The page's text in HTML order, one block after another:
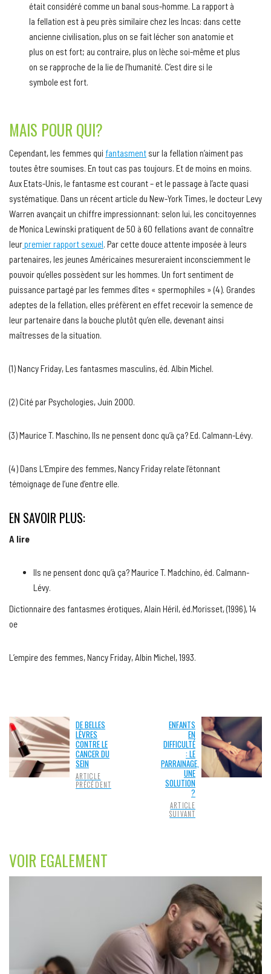
était considéré comme un banal sous-homme. La rapport à
la fellation est à peu près similaire chez les Incas: dans cette
ancienne civilisation, plus on se fait lécher son anatomie et
plus on est fort; au contraire, plus on lèche soi-même et plus
on se rapproche de la lie de l’humanité. C’est dire si le
symbole est fort.
MAIS POUR QUI?
Cependant, les femmes qui fantasment sur la fellation n’aiment pas
toutes être soumises. En tout cas pas toujours. Et de moins en moins.
Aux Etats-Unis, le fantasme est courant – et le passage à l’acte quasi
systématique. Dans un récent article du New-York Times, le docteur Levy
Warren avançait un chiffre impressionnant: selon lui, les concitoyennes
de Monica Lewinski pratiquent de 50 à 60 fellations avant de connaître
leurpremier rapport sexuel. Par cette douce attente imposée à leurs
partenaires, les jeunes Américaines mesureraient inconsciemment le
pouvoir qu’elles possèdent sur les hommes. Un fort sentiment de
puissance partagé par les femmes dîtes « spermophiles » (4). Grandes
adeptes de la fellation, elles préfèrent en effet recevoir la semence de
leur partenaire dans la bouche plutôt qu’en elle, devenant ainsi
maîtresses de la situation.
(1) Nancy Friday, Les fantasmes masculins, éd. Albin Michel.
(2) Cité par Psychologies, Juin 2000.
(3) Maurice T. Maschino, Ils ne pensent donc qu’à ça? Ed. Calmann-Lévy.
(4) Dans L’Empire des femmes, Nancy Friday relate l’étonnant
témoignage de l’une d’entre elle.
EN SAVOIR PLUS:
A lire
Ils ne pensent donc qu’à ça? Maurice T. Madchino, éd. Calmann-
Lévy.
Dictionnaire des fantasmes érotiques, Alain Héril, éd.Morisset, (1996), 14
oe
L’empire des femmes, Nancy Friday, Albin Michel, 1993.
DE BELLES
LÈVRES
CONTRE LE
CANCER DU
SEIN
ARTICLE
PRÉCÉDENT
ENFANTS
EN
DIFFICULTÉ
: LE
PARRAINAGE,
UNE
SOLUTION
?
ARTICLE
SUIVANT
VOIR EGALEMENT